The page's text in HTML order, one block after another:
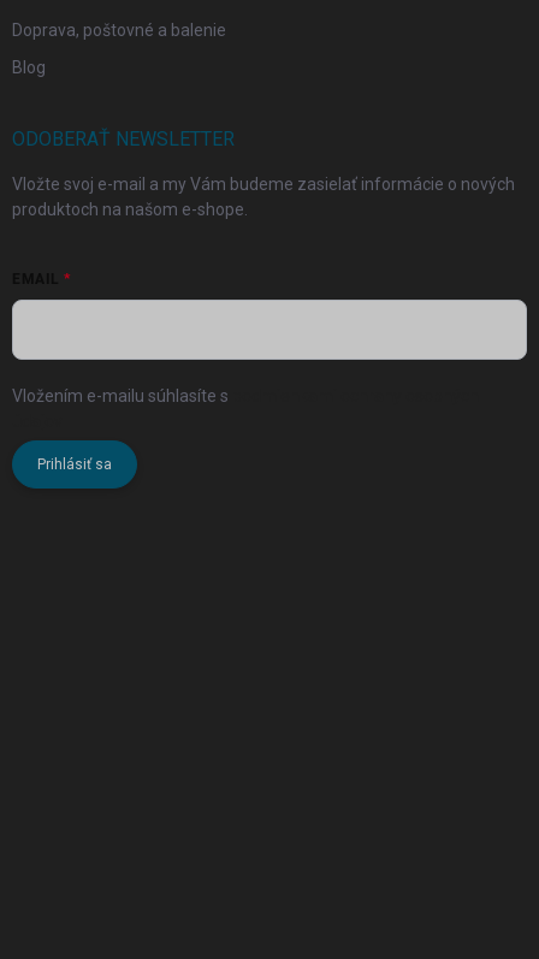
Doprava, poštovné a balenie
Blog
ODOBERAŤ NEWSLETTER
Vložte svoj e-mail a my Vám budeme zasielať informácie o nových
produktoch na našom e-shope.
Vložením e-mailu súhlasíte s
Prihlásiť sa